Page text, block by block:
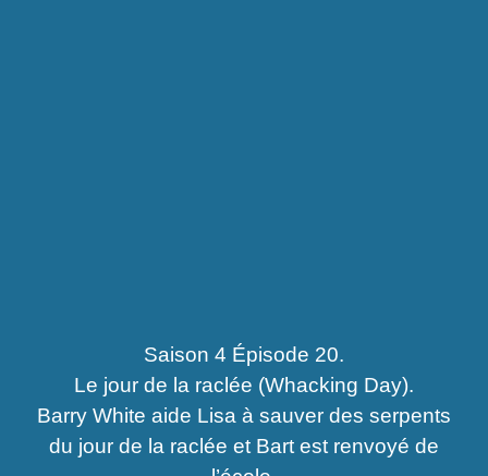
Saison 4 Épisode 20.
Le jour de la raclée (Whacking Day).
Barry White aide Lisa à sauver des serpents
du jour de la raclée et Bart est renvoyé de